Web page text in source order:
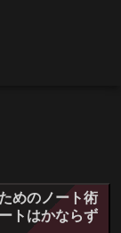
めのノート術
トはかならず